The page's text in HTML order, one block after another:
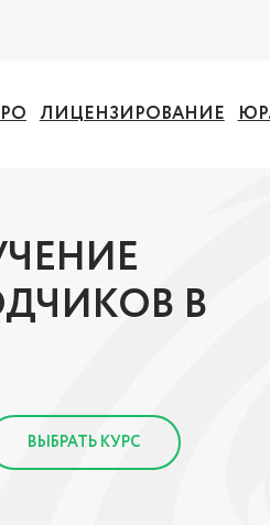
ЛИЦЕНЗИРОВАНИЕ
В
ВЫБРАТЬ КУРС